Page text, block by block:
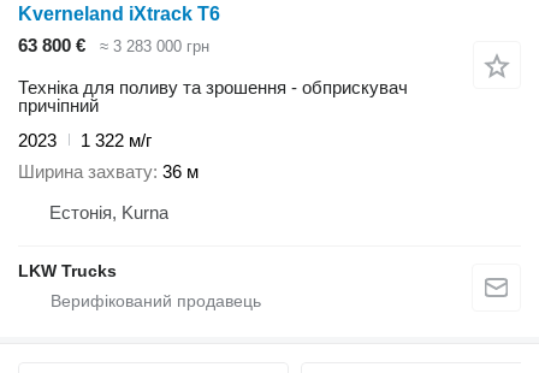
Kverneland iXtrack T6
63 800 €
≈ 3 283 000 грн
Техніка для поливу та зрошення - обприскувач
причіпний
2023
1 322 м/г
Ширина захвату 36 м
Естонія, Kurna
LKW Trucks